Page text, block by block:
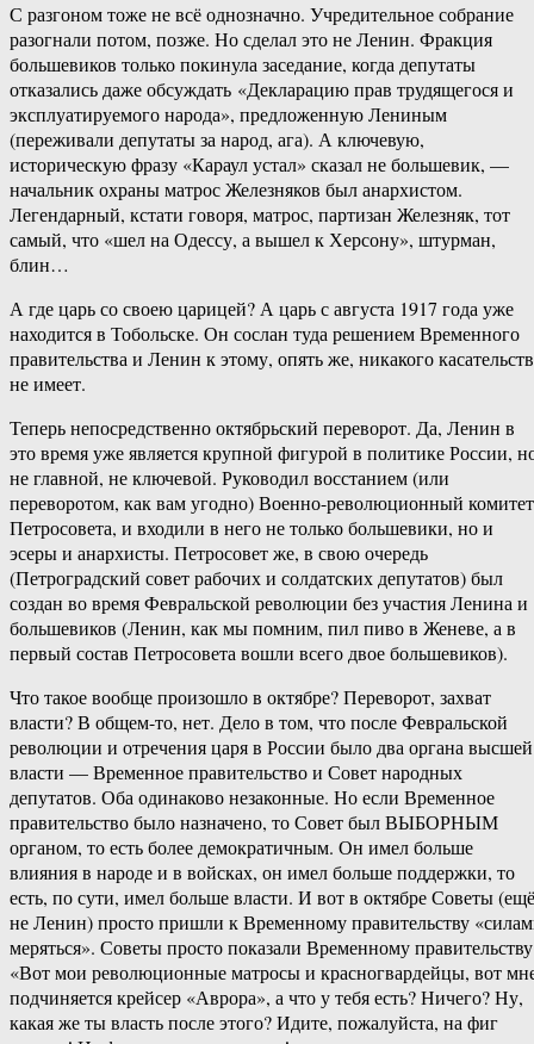
С разгоном тоже не всё однозначно. Учредительное собрание
разогнали потом, позже. Но сделал это не Ленин. Фракция
большевиков только покинула заседание, когда депутаты
отказались даже обсуждать «Декларацию прав трудящегося и
эксплуатируемого народа», предложенную Лениным
(переживали депутаты за народ, ага). А ключевую,
историческую фразу «Караул устал» сказал не большевик, —
начальник охраны матрос Железняков был анархистом.
Легендарный, кстати говоря, матрос, партизан Железняк, тот
самый, что «шел на Одессу, а вышел к Херсону», штурман,
блин…
А где царь со своею царицей? А царь с августа 1917 года уже
находится в Тобольске. Он сослан туда решением Временного
правительства и Ленин к этому, опять же, никакого
не имеет.
Теперь непосредственно октябрьский переворот. Да, Ленин в
это время уже является крупной фигурой в политике России,
не главной, не ключевой. Руководил восстанием (или
переворотом, как вам угодно) Военно-революционный комитет
Петросовета, и входили в него не только большевики, но и
эсеры и анархисты. Петросовет же, в свою очередь
(Петроградский совет рабочих и солдатских депутатов) был
создан во время Февральской революции без участия Ленина и
большевиков (Ленин, как мы помним, пил пиво в Женеве, а в
первый состав Петросовета вошли всего двое большевиков).
Что такое вообще произошло в октябре? Переворот, захват
власти? В общем-то, нет. Дело в том, что после Февральской
революции и отречения царя в России было два органа высшей
власти — Временное правительство и Совет народных
депутатов. Оба одинаково незаконные. Но если Временное
правительство было назначено, то Совет был ВЫБОРНЫМ
органом, то есть более демократичным. Он имел больше
влияния в народе и в войсках, он имел больше поддержки, то
есть, по сути, имел больше власти. И вот в октябре Советы (ещё
не Ленин) просто пришли к Временному правительству
меряться». Советы просто показали Временному
«Вот мои революционные матросы и красногвардейцы, вот
подчиняется крейсер «Аврора», а что у тебя есть? Ничего? Ну,
какая же ты власть после этого? Идите, пожалуйста, на фиг